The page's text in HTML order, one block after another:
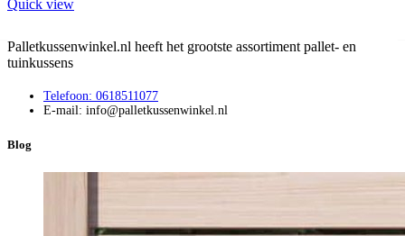
Quick view
Palletkussenwinkel.nl heeft het grootste assortiment pallet- en
tuinkussens
Telefoon: 0618511077
E-mail: info@palletkussenwinkel.nl
Blog